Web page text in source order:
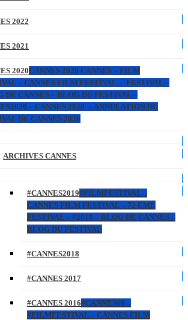
2022
2021
2020CANNES 2020 CANNES – FILM
– CANNES FILM FESTIVAL – FESTIVAL –
DE CANNES – BLOG DU FESTIVAL –
– CANNES 2020 – ANNULATION DU
DE CANNES 2020
ARCHIVES CANNES
#CANNES2019#FILMFESTIVAL –
CANNES FILM FESTIVAL – 72 EME
FESTIVAL – #2019 – BLOG DE CANNES –
BLOG DU FESTIVAL
#CANNES2018
#CANNES 2017
#CANNES 2016#CANNES69 –
#FILMFESTIVAL – CANNES FILM